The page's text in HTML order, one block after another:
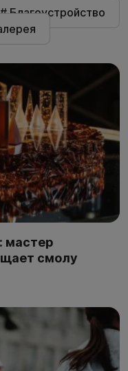
# Благоустройство
мастер
смолу